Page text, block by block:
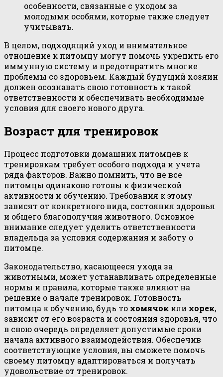
особенности, связанные с уходом за
молодыми особями, которые также следует
учитывать.
В целом, подходящий уход и внимательное
отношение к питомцу могут помочь укрепить его
иммунную систему и предотвратить многие
проблемы со здоровьем. Каждый будущий хозяин
должен осознавать свою готовность к такой
ответственности и обеспечивать необходимые
условия для своего нового друга.
Возраст для тренировок
Процесс подготовки домашних питомцев к
тренировкам требует особого подхода и учета
ряда факторов. Важно помнить, что не все
питомцы одинаково готовы к физической
активности и обучению. Требования к этому
зависят от конкретного вида, состояния здоровья
и общего благополучия животного. Основное
внимание следует уделить ответственности
владельца за условия содержания и заботу о
питомце.
Законодательство, касающееся ухода за
животными, может устанавливать определенные
нормы и правила, которые также влияют на
решение о начале тренировок. Готовность
питомца к обучению, будь то хомячок или хорек,
зависит от его возраста и состояния здоровья, что
в свою очередь определяет допустимые сроки
начала активного взаимодействия. Обеспечив
соответствующие условия, вы сможете помочь
своему питомцу адаптироваться и получать
удовольствие от тренировок.